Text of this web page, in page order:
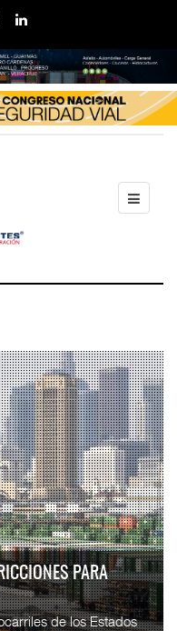
PARA
de los Estados